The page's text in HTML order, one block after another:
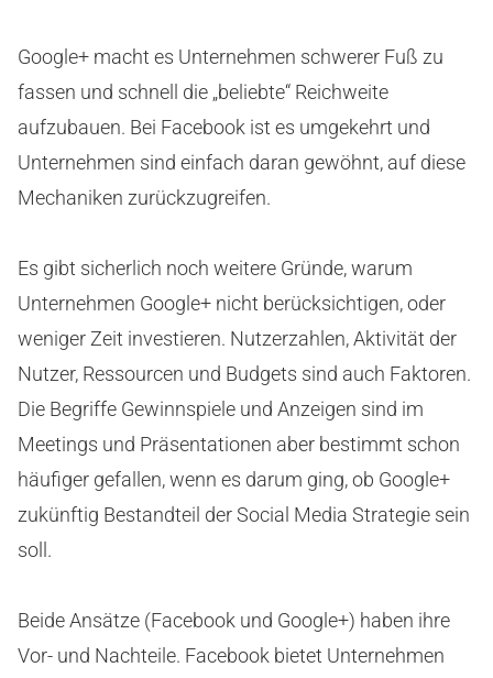
Google+ macht es Unternehmen schwerer Fuß zu
fassen und schnell die „beliebte“ Reichweite
aufzubauen. Bei Facebook ist es umgekehrt und
Unternehmen sind einfach daran gewöhnt, auf diese
Mechaniken zurückzugreifen.
Es gibt sicherlich noch weitere Gründe, warum
Unternehmen Google+ nicht berücksichtigen, oder
weniger Zeit investieren. Nutzerzahlen, Aktivität der
Nutzer, Ressourcen und Budgets sind auch Faktoren.
Die Begriffe Gewinnspiele und Anzeigen sind im
Meetings und Präsentationen aber bestimmt schon
häufiger gefallen, wenn es darum ging, ob Google+
zukünftig Bestandteil der Social Media Strategie sein
soll.
Beide Ansätze (Facebook und Google+) haben ihre
Vor- und Nachteile. Facebook bietet Unternehmen